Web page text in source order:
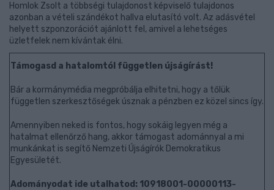
Homlok Zsolt a többségi tulajdonost képviselő tulajdonos
azonban a vételi szándékot hallva elutasító volt. Az adásvétel
helyett szponzorációt ajánlott fel, amivel a lehetséges
üzletfelek nem kívántak élni.
Támogasd a hatalomtól független újságírást!
Bár a kormánymédia megpróbálja elhitetni, hogy a tőlük
független szerkesztőségek úsznak a pénzben ez közel sincs így.
Amennyiben neked is fontos, hogy sokáig legyen még a
hatalmat ellenőrző hang, akkor támogast adománnyal a mi
munkánkat is segítő Nemzeti Újságírók Demokratikus
Egyesületét.
Adományodat ide utalhatod: 10918001-00000113-